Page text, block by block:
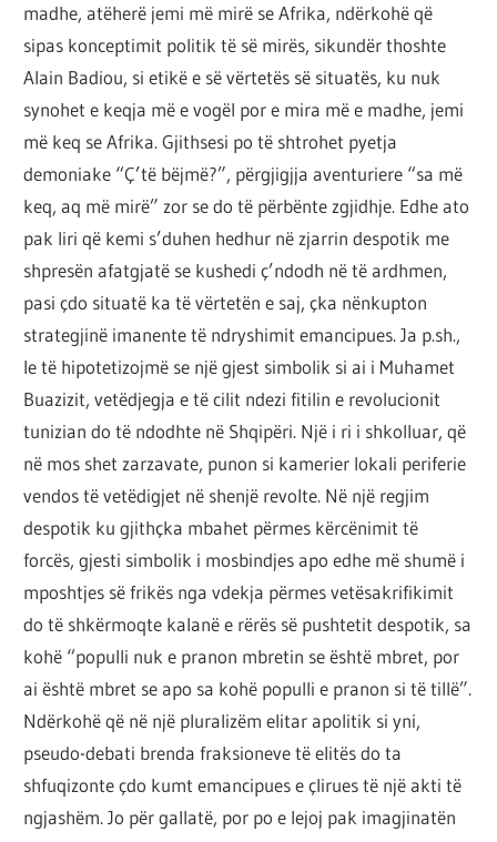
madhe, atëherë jemi më mirë se Afrika, ndërkohë që
sipas konceptimit politik të së mirës, sikundër thoshte
Alain Badiou, si etikë e së vërtetës së situatës, ku nuk
synohet e keqja më e vogël por e mira më e madhe, jemi
më keq se Afrika. Gjithsesi po të shtrohet pyetja
demoniake “Ç’të bëjmë?”, përgjigjja aventuriere “sa më
keq, aq më mirë” zor se do të përbënte zgjidhje. Edhe ato
pak liri që kemi s’duhen hedhur në zjarrin despotik me
shpresën afatgjatë se kushedi ç’ndodh në të ardhmen,
pasi çdo situatë ka të vërtetën e saj, çka nënkupton
strategjinë imanente të ndryshimit emancipues. Ja p.sh.,
le të hipotetizojmë se një gjest simbolik si ai i Muhamet
Buazizit, vetëdjegja e të cilit ndezi fitilin e revolucionit
tunizian do të ndodhte në Shqipëri. Një i ri i shkolluar, që
në mos shet zarzavate, punon si kamerier lokali periferie
vendos të vetëdigjet në shenjë revolte. Në një regjim
despotik ku gjithçka mbahet përmes kërcënimit të
forcës, gjesti simbolik i mosbindjes apo edhe më shumë i
mposhtjes së frikës nga vdekja përmes vetësakrifikimit
do të shkërmoqte kalanë e rërës së pushtetit despotik, sa
kohë “populli nuk e pranon mbretin se është mbret, por
ai është mbret se apo sa kohë populli e pranon si të tillë”.
Ndërkohë që në një pluralizëm elitar apolitik si yni,
pseudo-debati brenda fraksioneve të elitës do ta
shfuqizonte çdo kumt emancipues e çlirues të një akti të
ngjashëm. Jo për gallatë, por po e lejoj pak imagjinatën